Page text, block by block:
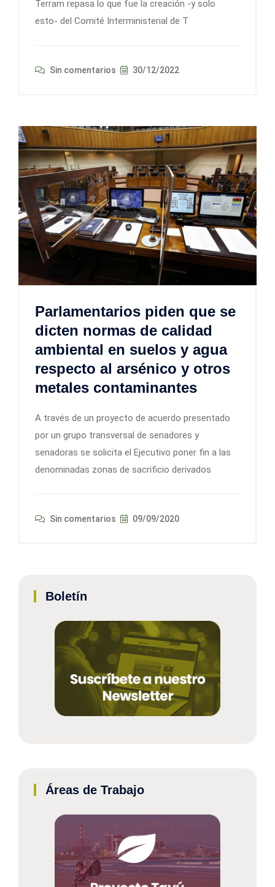
Terram repasa lo que fue la creación -y solo
esto- del Comité Interministerial de T
Sin comentarios 30/12/2022
Parlamentarios piden que se
dicten normas de calidad
ambiental en suelos y agua
respecto al arsénico y otros
metales contaminantes
A través de un proyecto de acuerdo presentado
por un grupo transversal de senadores y
senadoras se solicita el Ejecutivo poner fin a las
denominadas zonas de sacrificio derivados
Sin comentarios 09/09/2020
Boletín
Áreas de Trabajo